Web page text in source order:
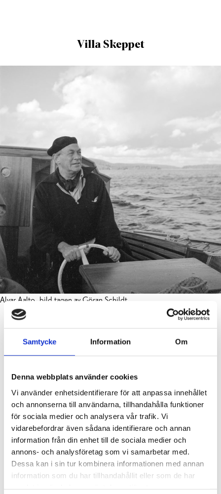
Samtycke Information Om
Denna webbplats använder cookies
Vi använder enhetsidentifierare för att anpassa innehållet
och annonserna till användarna, tillhandahålla funktioner
för sociala medier och analysera vår trafik. Vi
vidarebefordrar även sådana identifierare och annan
information från din enhet till de sociala medier och
annons- och analysföretag som vi samarbetar med.
Dessa kan i sin tur kombinera informationen med annan
information som du har tillhandahållit eller som de har
Villa Skeppet
Alvar Aalto, bild tagen av Göran Schildt.
Det andra byggnadsverket i Raseborg med Alvar Aaltos
karaktäristiska stil ärVilla Skeppeti Ekenäs.
Byggnadens historia tar sin början i vänskapen mellan
Alvar Aalto och författaren Göran Schildt. Aalto och
Schildt träffades första gången redan under sina
studieår, men den nära vänskapen började först flera år
senare. De delade sitt intresse för bl.a.
Medelhavskultur och gjorde flera resor tillsammans.
När Göran Schildt förlorade sitt hem Villa Itaka i